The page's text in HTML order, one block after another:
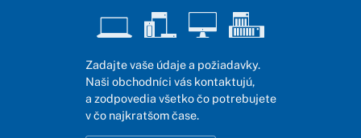
Zadajte vaše údaje a požiadavky.
Naši obchodníci vás kontaktujú,
a zodpovedia všetko čo potrebujete
v čo najkratšom čase.